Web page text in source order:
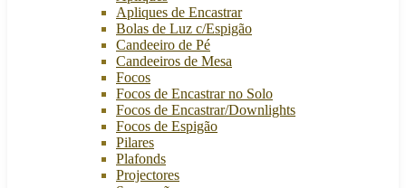
Apliques de Encastrar
Bolas de Luz c/Espigão
Candeeiro de Pé
Candeeiros de Mesa
Focos
Focos de Encastrar no Solo
Focos de Encastrar/Downlights
Focos de Espigão
Pilares
Plafonds
Projectores